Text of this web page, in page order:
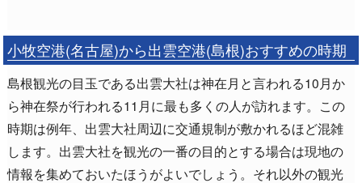
小牧空港(名古屋)から出雲空港(島根)おすすめの時期
島根観光の目玉である出雲大社は神在月と言われる10月か
ら神在祭が行われる11月に最も多くの人が訪れます。この
時期は例年、出雲大社周辺に交通規制が敷かれるほど混雑
します。出雲大社を観光の一番の目的とする場合は現地の
情報を集めておいたほうがよいでしょう。それ以外の観光